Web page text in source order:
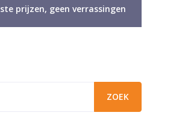
prijzen, geen verrassingen